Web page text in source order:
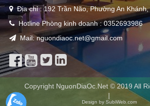
Địa chỉ : 192 Trần Não, Phường An
Hotline Phòng kinh doanh : 0352693986
Mail: nguondiaoc.net@gmail.com
Copyright NguonDiaOc.Net © 2019 All
|
Design by SubiWeb.com